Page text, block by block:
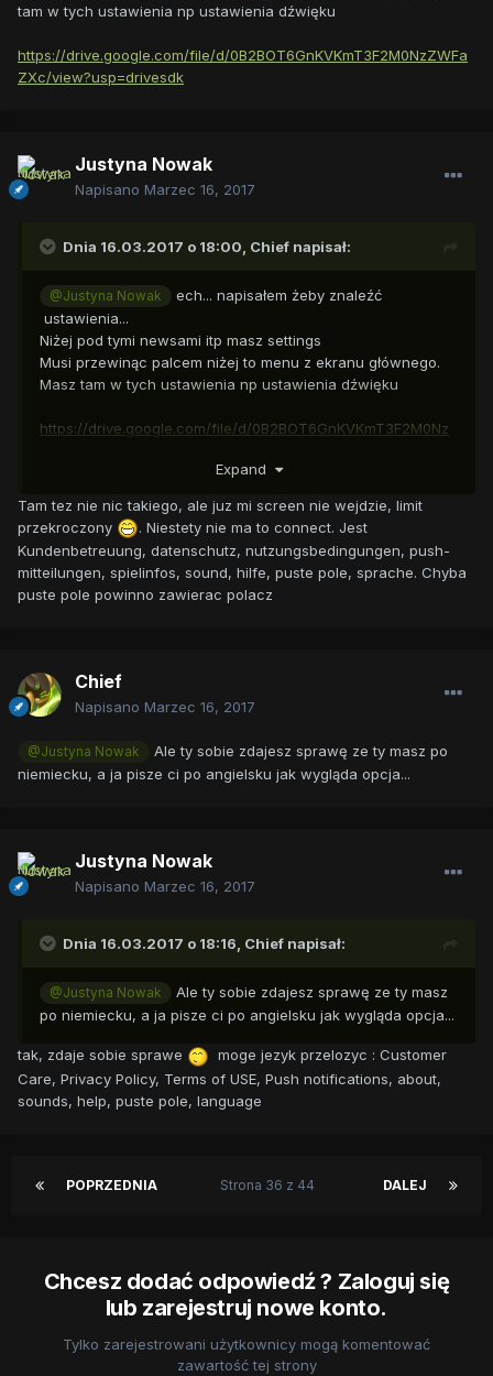
tam w tych ustawienia np ustawienia dźwięku
https://drive.google.com/file/d/0B2BOT6GnKVKmT3F2M0NzZWFa
ZXc/view?usp=drivesdk
Justyna Nowak
Napisano Marzec 16, 2017
Dnia 16.03.2017 o 18:00, Chief napisał:
@Justyna Nowak
ech... napisałem żeby znaleźć
ustawienia...
Niżej pod tymi newsami itp masz settings
Musi przewinąc palcem niżej to menu z ekranu głównego.
Masz tam w tych ustawienia np ustawienia dźwięku
https://drive.google.com/file/d/0B2BOT6GnKVKmT3F2M0Nz
Expand
Tam tez nie nic takiego, ale juz mi screen nie wejdzie, limit
przekroczony
. Niestety nie ma to connect. Jest
Kundenbetreuung, datenschutz, nutzungsbedingungen, push-
mitteilungen, spielinfos, sound, hilfe, puste pole, sprache. Chyba
puste pole powinno zawierac polacz
Chief
Napisano Marzec 16, 2017
@Justyna Nowak
Ale ty sobie zdajesz sprawę ze ty masz po
niemiecku, a ja pisze ci po angielsku jak wygląda opcja...
Justyna Nowak
Napisano Marzec 16, 2017
Dnia 16.03.2017 o 18:16, Chief napisał:
@Justyna Nowak
Ale ty sobie zdajesz sprawę ze ty masz
po niemiecku, a ja pisze ci po angielsku jak wygląda opcja...
tak, zdaje sobie sprawe
moge jezyk przelozyc : Customer
Care, Privacy Policy, Terms of USE, Push notifications, about,
sounds, help, puste pole, language
POPRZEDNIA DALEJ
Strona 36 z 44
Chcesz dodać odpowiedź ? Zaloguj się
lub zarejestruj nowe konto.
Tylko zarejestrowani użytkownicy mogą komentować
zawartość tej strony